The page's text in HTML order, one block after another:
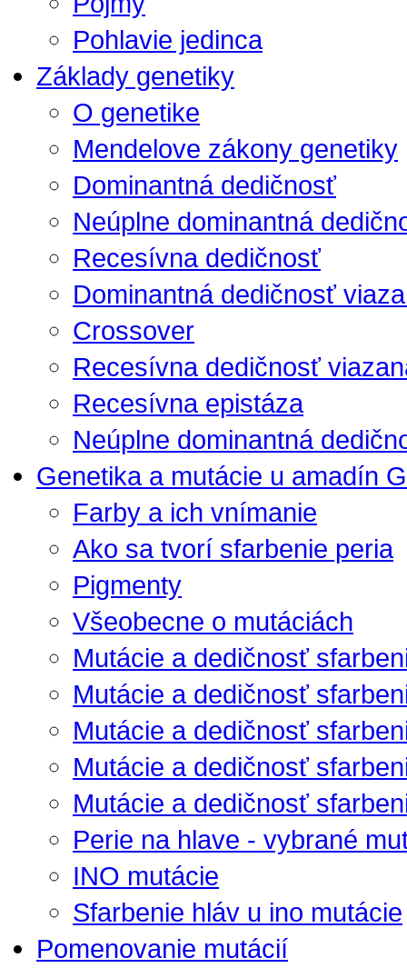
Pohlavie jedinca
Základy genetiky
O genetike
Mendelove zákony genetiky
Dominantná dedičnosť
Neúplne dominantná
Recesívna dedičnosť
Dominantná dedičnosť
Crossover
Recesívna dedičnosť
Recesívna epistáza
Neúplne dominantná
Genetika a mutácie u amadín
Farby a ich vnímanie
Ako sa tvorí sfarbenie peria
Pigmenty
Všeobecne o mutáciách
Mutácie a dedičnosť
Mutácie a dedičnosť
Mutácie a dedičnosť
Mutácie a dedičnosť
Mutácie a dedičnosť
Perie na hlave - vybrané
INO mutácie
Sfarbenie hláv u ino mutácie
Pomenovanie mutácií